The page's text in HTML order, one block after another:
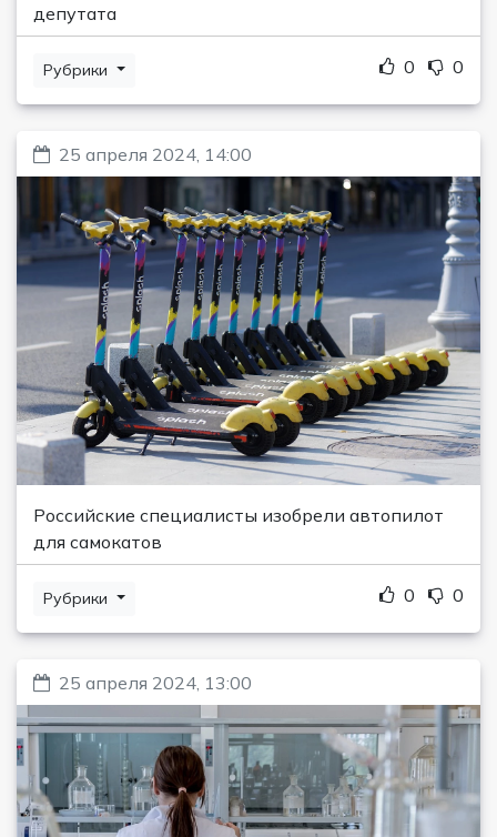
депутата
Рубрики 0 0
25 апреля 2024, 14:00
Российские специалисты изобрели автопилот
для самокатов
Рубрики 0 0
25 апреля 2024, 13:00